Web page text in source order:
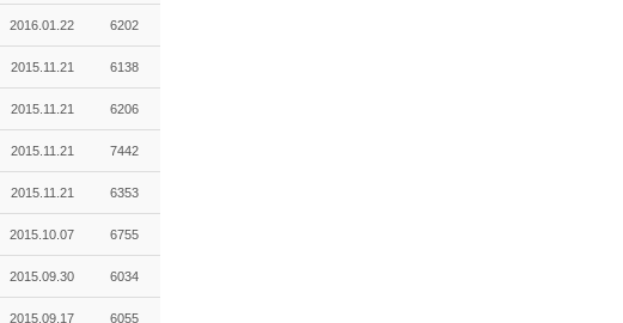
2016.01.22 6202
2015.11.21 6138
2015.11.21 6206
2015.11.21 7442
2015.11.21 6353
2015.10.07 6755
2015.09.30 6034
2015.09.17 6055